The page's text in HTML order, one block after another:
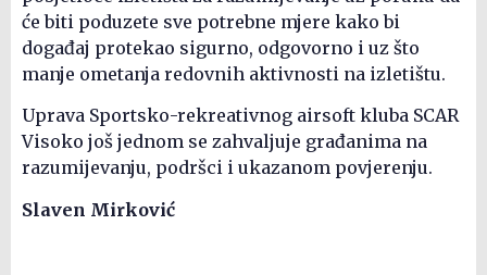
će biti poduzete sve potrebne mjere kako bi
događaj protekao sigurno, odgovorno i uz što
manje ometanja redovnih aktivnosti na izletištu.
Uprava Sportsko-rekreativnog airsoft kluba SCAR
Visoko još jednom se zahvaljuje građanima na
razumijevanju, podršci i ukazanom povjerenju.
Slaven Mirković